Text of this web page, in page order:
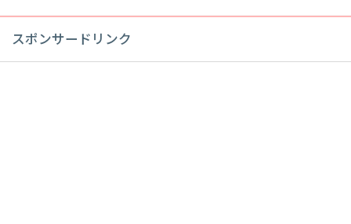
スポンサードリンク